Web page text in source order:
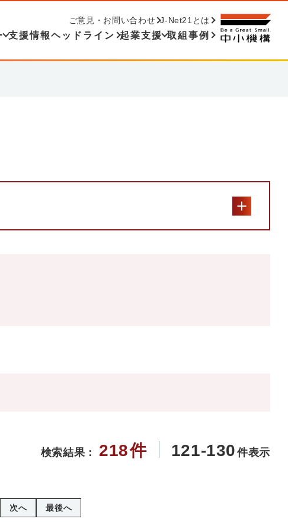
支援情報ヘッドライン 起業支援 取組事例
ご意見・お問い合わせ J-Net21とは
検索結果： 218件 121-130 件表示
次へ 最後へ